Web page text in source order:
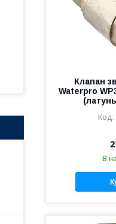
Клапан
Waterpro
В